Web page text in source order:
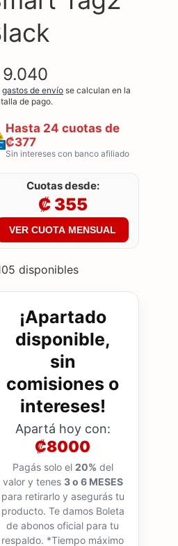
gastos de envío se calculan en la
de pago.
Hasta 24 cuotas de
₡377
Sin intereses con banco afiliado
Cuotas desde:
₡ 355
VER CUOTA MENSUAL
disponibles
¡Apartado
disponible,
sin
comisiones o
intereses!
Apartá hoy con:
₡8000
Pagás solo el 20% del
valor y tenes 3 o 6 MESES
para retirarlo y asegurás tu
producto. Te damos Boleta
de abonos oficial para tu
respaldo. *Tiempo máximo